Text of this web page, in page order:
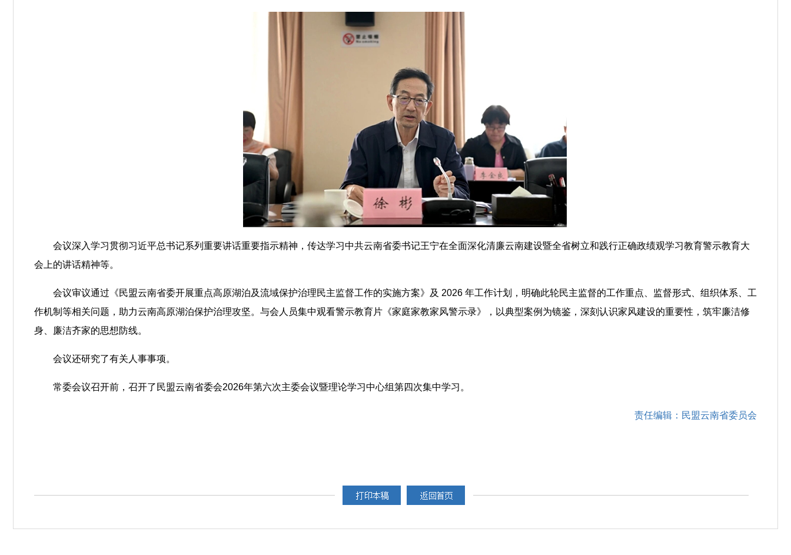
会议深入学习贯彻习近平总书记系列重要讲话重要指示精神，传达学习中共云南省委书记王宁在全面深化清廉云南建设暨全省树立和践行正确政绩观学习教育警示教育大
会上的讲话精神等。
会议审议通过《民盟云南省委开展重点高原湖泊及流域保护治理民主监督工作的实施方案》及 2026 年工作计划，明确此轮民主监督的工作重点、监督形式、组织体系、工
作机制等相关问题，助力云南高原湖泊保护治理攻坚。与会人员集中观看警示教育片《家庭家教家风警示录》，以典型案例为镜鉴，深刻认识家风建设的重要性，筑牢廉洁修
身、廉洁齐家的思想防线。
会议还研究了有关人事事项。
常委会议召开前，召开了民盟云南省委会2026年第六次主委会议暨理论学习中心组第四次集中学习。
责任编辑：民盟云南省委员会